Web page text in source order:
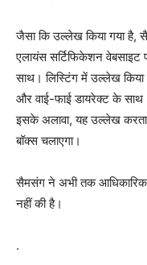
जैसा कि उल्लेख किया गया है,
एलायंस सर्टिफिकेशन
साथ। लिस्टिंग में उल्लेख किया
और वाई-फाई डायरेक्ट के साथ
इसके अलावा, यह उल्लेख
बॉक्स चलाएगा।
सैमसंग ने अभी तक आधिकारिक
नहीं की है।
.